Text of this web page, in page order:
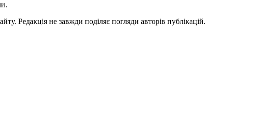
Редакція не завжди поділяє погляди авторів публікацій.